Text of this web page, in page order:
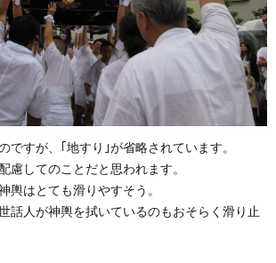
ですが、｢地すり｣が省略されています。
慮してのことだと思われます。
輿はとても滑りやすそう。
話人が神輿を拭いているのもおそらく滑り止